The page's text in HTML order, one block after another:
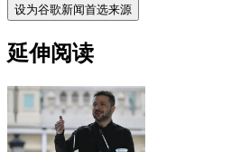
设为谷歌新闻首选来源
延伸阅读